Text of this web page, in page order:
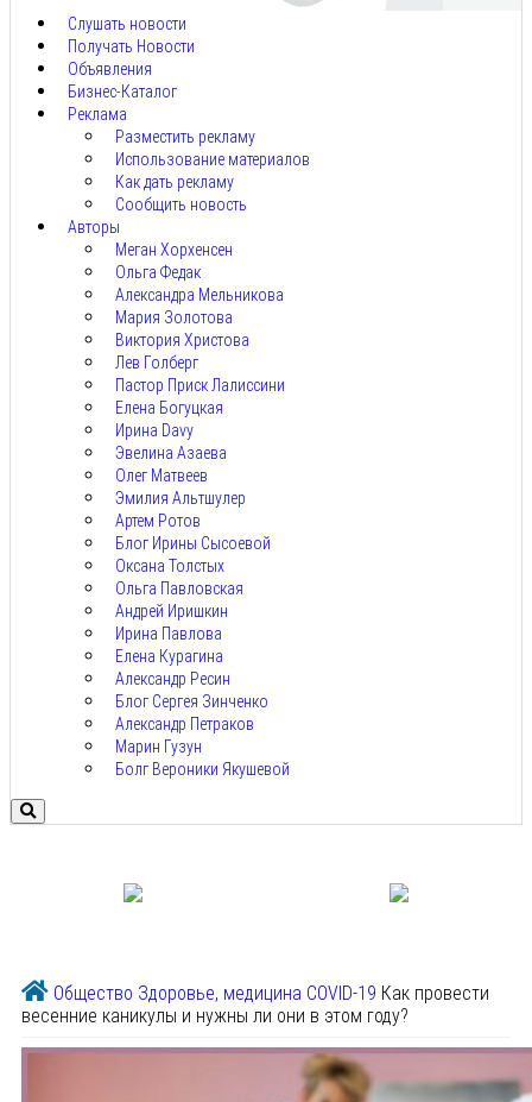
Слушать новости
Получать Новости
Объявления
Бизнес-Каталог
Реклама
Разместить рекламу
Использование материалов
Как дать рекламу
Сообщить новость
Авторы
Меган Хорхенсен
Ольга Федак
Александра Мельникова
Мария Золотова
Виктория Христова
Лев Голберг
Пастор Приск Лалиссини
Елена Богуцкая
Ирина Davy
Эвелина Азаева
Олег Матвеев
Эмилия Альтшулер
Артем Ротов
Блог Ирины Сысоевой
Оксана Толстых
Ольга Павловская
Андрей Иришкин
Ирина Павлова
Елена Курагина
Александр Ресин
Блог Сергея Зинченко
Александр Петраков
Марин Гузун
Болг Вероники Якушевой
Общество Здоровье, медицина COVID-19 Как провести
весенние каникулы и нужны ли они в этом году?